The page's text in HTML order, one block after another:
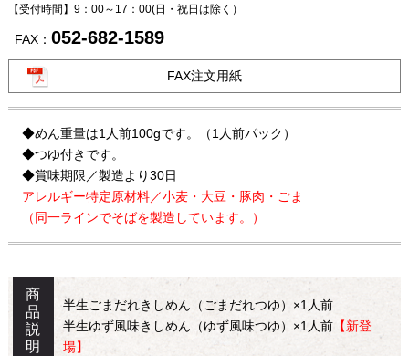
【受付時間】9：00～17：00(日・祝日は除く）
FAX： 052-682-1589
FAX注文用紙
◆めん重量は1人前100gです。（1人前パック）
◆つゆ付きです。
◆賞味期限／製造より30日
アレルギー特定原材料／小麦・大豆・豚肉・ごま
（同一ラインでそばを製造しています。）
商
品
説
明
半生ごまだれきしめん（ごまだれつゆ）×1人前
半生ゆず風味きしめん（ゆず風味つゆ）×1人前【新登
場】